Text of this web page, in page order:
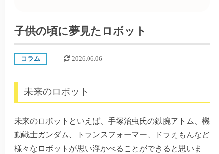
子供の頃に夢見たロボット
コラム 2026.06.06
未来のロボット
未来のロボットといえば、手塚治虫氏の鉄腕アトム、機
動戦士ガンダム、トランスフォーマー、ドラえもんなど
様々なロボットが思い浮かべることができると思いま